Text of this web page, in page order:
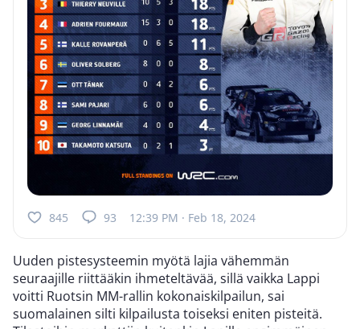
845 93 12:39 PM · Feb 18, 2024
Uuden pistesysteemin myötä lajia vähemmän
seuraajille riittääkin ihmeteltävää, sillä vaikka Lappi
voitti Ruotsin MM-rallin kokonaiskilpailun, sai
suomalainen silti kilpailusta toiseksi eniten pisteitä.